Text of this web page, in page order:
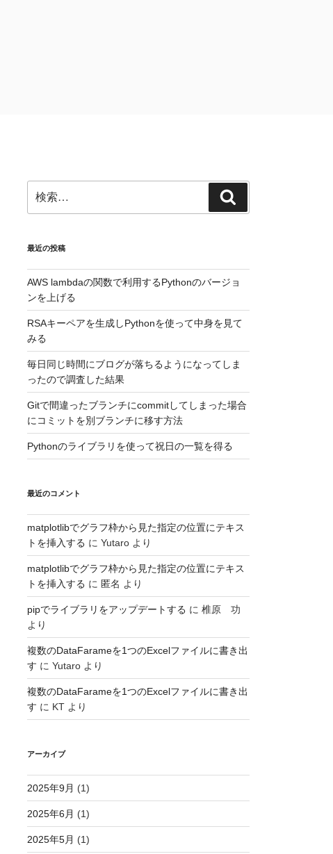
索:
索
最近の投稿
AWS lambdaの関数で利用するPythonのバージョ
ンを上げる
RSAキーペアを生成しPythonを使って中身を見て
みる
毎日同じ時間にブログが落ちるようになってしま
ったので調査した結果
Gitで間違ったブランチにcommitしてしまった場合
にコミットを別ブランチに移す方法
Pythonのライブラリを使って祝日の一覧を得る
最近のコメント
matplotlibでグラフ枠から見た指定の位置にテキス
トを挿入する に Yutaroより
matplotlibでグラフ枠から見た指定の位置にテキス
トを挿入する に 匿名 より
pipでライブラリをアップデートする に 椎原 功
より
複数のDataFarameを1つのExcelファイルに書き出
す に Yutaroより
複数のDataFarameを1つのExcelファイルに書き出
す に KTより
アーカイブ
2025年9月 (1)
2025年6月 (1)
2025年5月 (1)